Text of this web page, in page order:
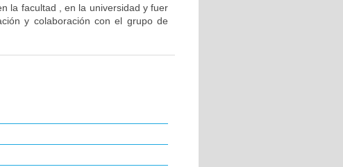
la facultad , en la universidad y fuer
y colaboración con el grupo de